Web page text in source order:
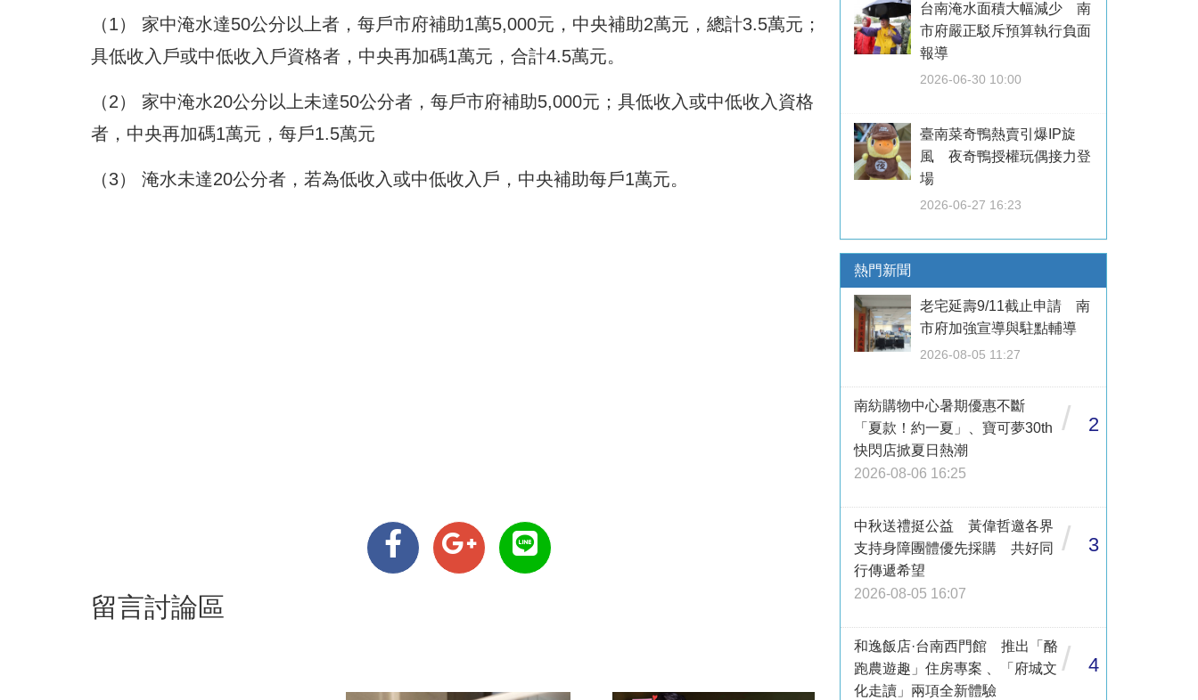
（1） 家中淹水達50公分以上者，每戶市府補助1萬5,000元，中央補助2萬元，總計3.5萬元；
具低收入戶或中低收入戶資格者，中央再加碼1萬元，合計4.5萬元。
（2） 家中淹水20公分以上未達50公分者，每戶市府補助5,000元；具低收入或中低收入資格
者，中央再加碼1萬元，每戶1.5萬元
（3） 淹水未達20公分者，若為低收入或中低收入戶，中央補助每戶1萬元。
留言討論區
台南淹水面積大幅減少 南
市府嚴正駁斥預算執行負面
報導
2026-06-30 10:00
臺南菜奇鴨熱賣引爆IP旋
風 夜奇鴨授權玩偶接力登
場
2026-06-27 16:23
熱門新聞
老宅延壽9/11截止申請 南
市府加強宣導與駐點輔導
2026-08-05 11:27
南紡購物中心暑期優惠不斷
「夏款！約一夏」、寶可夢30th
快閃店掀夏日熱潮
2026-08-06 16:25
/ 2
中秋送禮挺公益 黃偉哲邀各界
支持身障團體優先採購 共好同
行傳遞希望
2026-08-05 16:07
/ 3
和逸飯店·台南西門館 推出「酪
跑農遊趣」住房專案 、「府城文
化走讀」兩項全新體驗
/ 4